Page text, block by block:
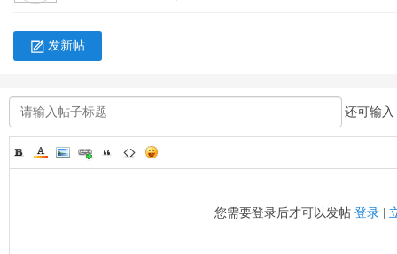
发新帖
还可输入
您需要登录后才可以发帖 登录